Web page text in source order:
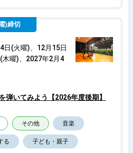
)締切
日(火曜)、12月15日
木曜)、2027年2月4
弾いてみよう【2026年度後期】
その他 音楽
る 子ども・親子